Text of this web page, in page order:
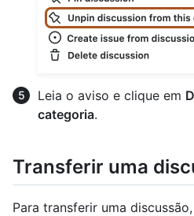
Leia o aviso e clique em
categoria.
Transferir uma
Para transferir uma